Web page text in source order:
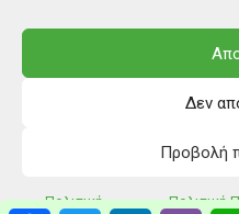
Δεν
Προβολή
Πολιτική Πολιτική
© Copyright: